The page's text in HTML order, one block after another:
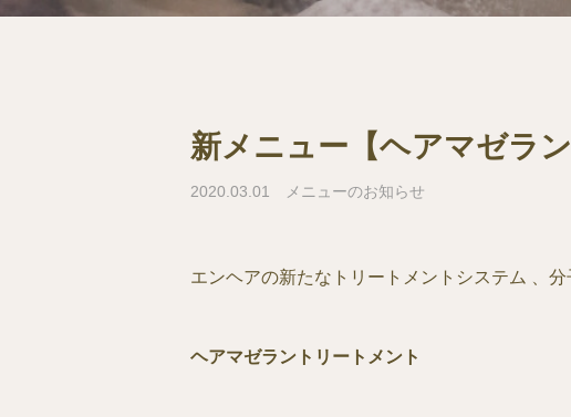
新メニュー【ヘアマゼラ
2020.03.01 メニューのお知らせ
エンヘアの新たなトリートメントシステム 、分
ヘアマゼラントリートメント